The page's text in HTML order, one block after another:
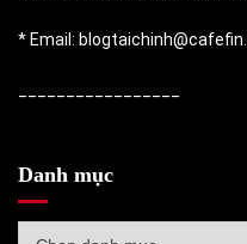
* Email:
Danh mục